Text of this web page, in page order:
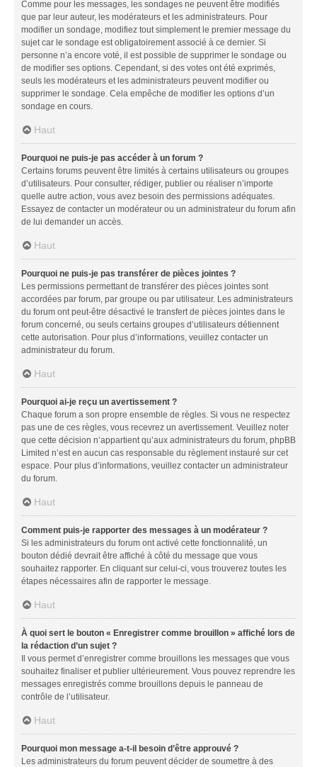
Comme pour les messages, les sondages ne peuvent être modifiés
que par leur auteur, les modérateurs et les administrateurs. Pour
modifier un sondage, modifiez tout simplement le premier message du
sujet car le sondage est obligatoirement associé à ce dernier. Si
personne n’a encore voté, il est possible de supprimer le sondage ou
de modifier ses options. Cependant, si des votes ont été exprimés,
seuls les modérateurs et les administrateurs peuvent modifier ou
supprimer le sondage. Cela empêche de modifier les options d’un
sondage en cours.
Haut
Pourquoi ne puis-je pas accéder à un forum ?
Certains forums peuvent être limités à certains utilisateurs ou groupes
d’utilisateurs. Pour consulter, rédiger, publier ou réaliser n’importe
quelle autre action, vous avez besoin des permissions adéquates.
Essayez de contacter un modérateur ou un administrateur du forum afin
de lui demander un accès.
Haut
Pourquoi ne puis-je pas transférer de pièces jointes ?
Les permissions permettant de transférer des pièces jointes sont
accordées par forum, par groupe ou par utilisateur. Les administrateurs
du forum ont peut-être désactivé le transfert de pièces jointes dans le
forum concerné, ou seuls certains groupes d’utilisateurs détiennent
cette autorisation. Pour plus d’informations, veuillez contacter un
administrateur du forum.
Haut
Pourquoi ai-je reçu un avertissement ?
Chaque forum a son propre ensemble de règles. Si vous ne respectez
pas une de ces règles, vous recevrez un avertissement. Veuillez noter
que cette décision n’appartient qu’aux administrateurs du forum, phpBB
Limited n’est en aucun cas responsable du règlement instauré sur cet
espace. Pour plus d’informations, veuillez contacter un administrateur
du forum.
Haut
Comment puis-je rapporter des messages à un modérateur ?
Si les administrateurs du forum ont activé cette fonctionnalité, un
bouton dédié devrait être affiché à côté du message que vous
souhaitez rapporter. En cliquant sur celui-ci, vous trouverez toutes les
étapes nécessaires afin de rapporter le message.
Haut
À quoi sert le bouton « Enregistrer comme brouillon » affiché lors de
la rédaction d’un sujet ?
Il vous permet d’enregistrer comme brouillons les messages que vous
souhaitez finaliser et publier ultérieurement. Vous pouvez reprendre les
messages enregistrés comme brouillons depuis le panneau de
contrôle de l’utilisateur.
Haut
Pourquoi mon message a-t-il besoin d’être approuvé ?
Les administrateurs du forum peuvent décider de soumettre à des